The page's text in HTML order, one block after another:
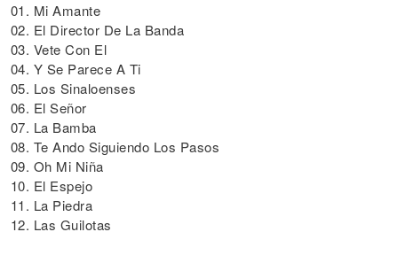
01. Mi Amante
02. El Director De La Banda
03. Vete Con El
04. Y Se Parece A Ti
05. Los Sinaloenses
06. El Señor
07. La Bamba
08. Te Ando Siguiendo Los Pasos
09. Oh Mi Niña
10. El Espejo
11. La Piedra
12. Las Guilotas